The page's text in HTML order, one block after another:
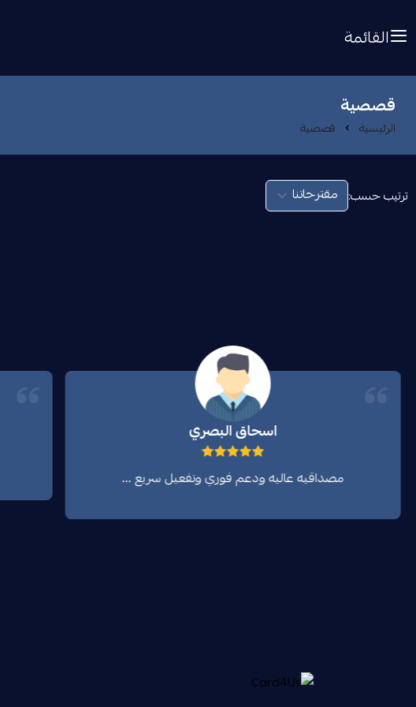
القائمة
قصصية
الرئيسية قصصية
ترتيب حسب:
اسحاق البصري
مصداقيه عاليه ودعم فوري وتفعيل سريع ...